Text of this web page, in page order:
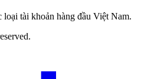
loại tài khoản hàng đầu Việt Nam.